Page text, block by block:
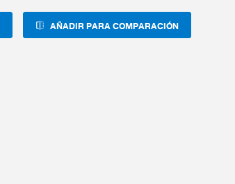
AÑADIR PARA COMPARACIÓN